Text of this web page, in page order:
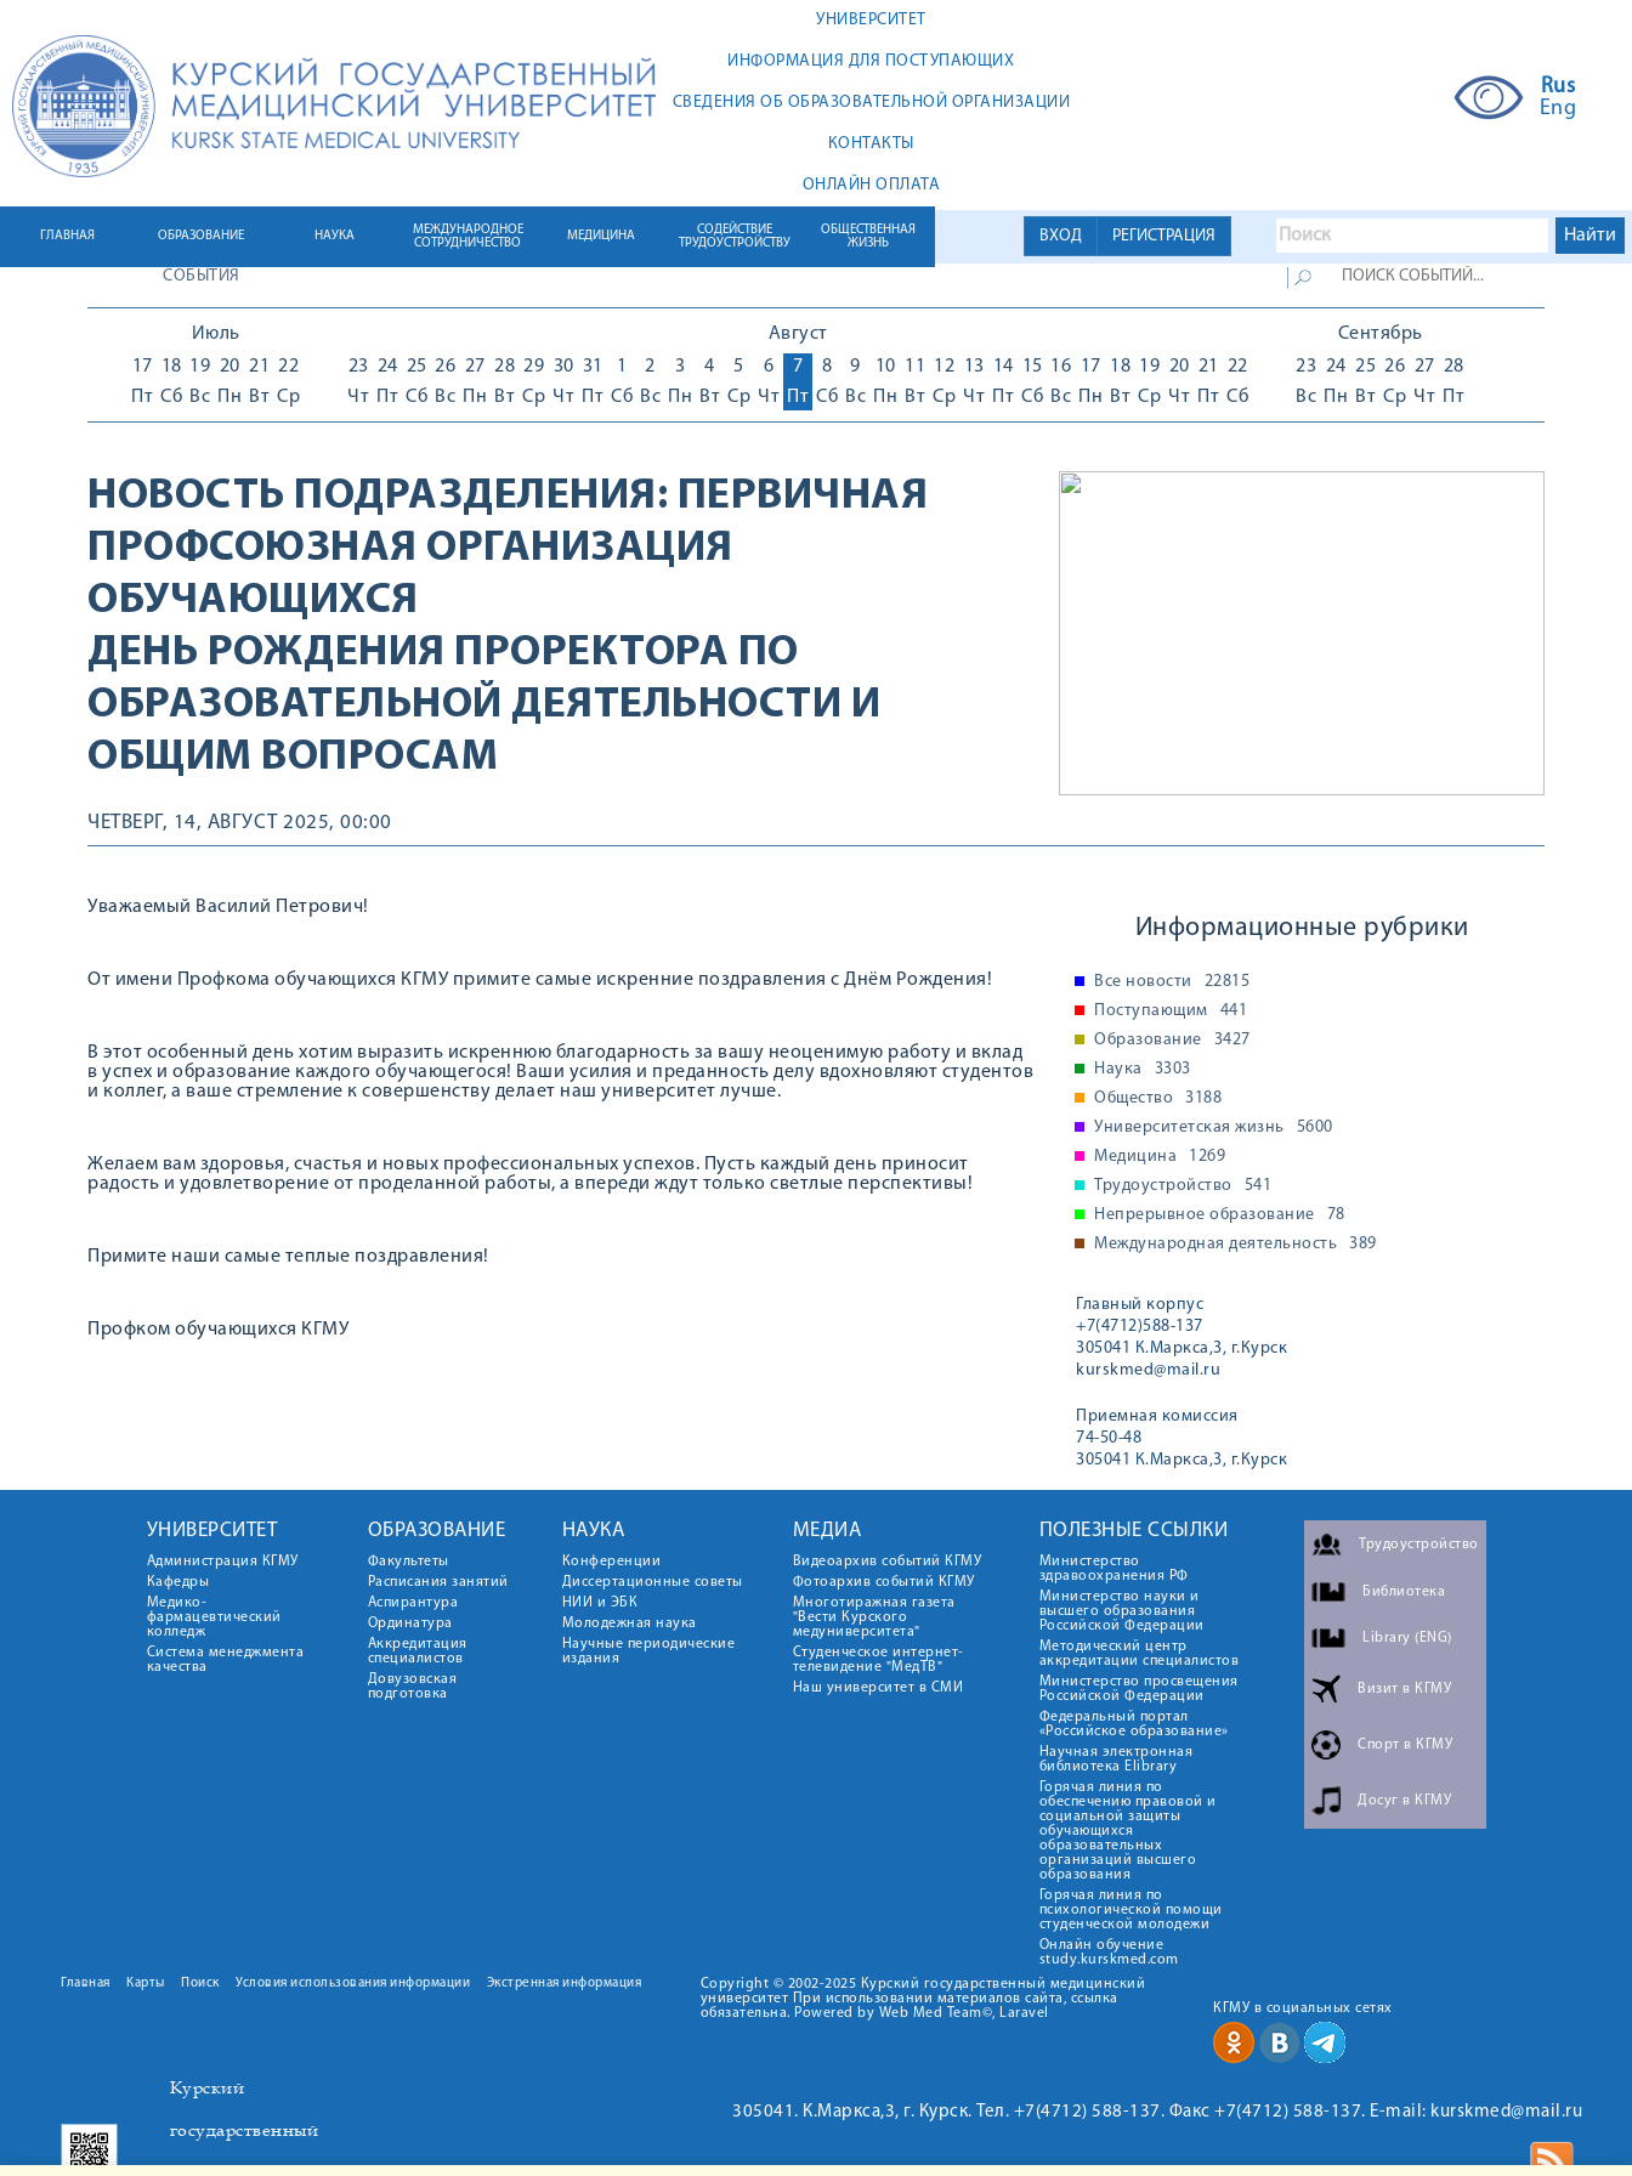
УНИВЕРСИТЕТ
ИНФОРМАЦИЯ ДЛЯ ПОСТУПАЮЩИХ
СВЕДЕНИЯ ОБ ОБРАЗОВАТЕЛЬНОЙ ОРГАНИЗАЦИИ
КОНТАКТЫ
ОНЛАЙН ОПЛАТА
Rus
Eng
ВХОД РЕГИСТРАЦИЯ
ГЛАВНАЯ ОБРАЗОВАНИЕ НАУКА
МЕЖДУНАРОДНОЕ
СОТРУДНИЧЕСТВО
МЕДИЦИНА
СОДЕЙСТВИЕ
ТРУДОУСТРОЙСТВУ
ОБЩЕСТВЕННАЯ
ЖИЗНЬ
СОБЫТИЯ
Июль
17
Пт
18
Сб
19
Вс
20
Пн
21
Вт
22
Ср
Август
23
Чт
24
Пт
25
Сб
26
Вс
27
Пн
28
Вт
29
Ср
30
Чт
31
Пт
1
Сб
2
Вс
3
Пн
4
Вт
5
Ср
6
Чт
7
Пт
8
Сб
9
Вс
10
Пн
11
Вт
12
Ср
13
Чт
14
Пт
15
Сб
16
Вс
17
Пн
18
Вт
19
Ср
20
Чт
21
Пт
22
Сб
Сентябрь
23
Вс
24
Пн
25
Вт
26
Ср
27
Чт
28
Пт
НОВОСТЬ ПОДРАЗДЕЛЕНИЯ: ПЕРВИЧНАЯ
ПРОФСОЮЗНАЯ ОРГАНИЗАЦИЯ
ОБУЧАЮЩИХСЯ
ДЕНЬ РОЖДЕНИЯ ПРОРЕКТОРА ПО
ОБРАЗОВАТЕЛЬНОЙ ДЕЯТЕЛЬНОСТИ И
ОБЩИМ ВОПРОСАМ
ЧЕТВЕРГ, 14, АВГУСТ 2025, 00:00
Уважаемый Василий Петрович!
От имени Профкома обучающихся КГМУ примите самые искренние поздравления с Днём Рождения!
В этот особенный день хотим выразить искреннюю благодарность за вашу неоценимую работу и вклад
в успех и образование каждого обучающегося! Ваши усилия и преданность делу вдохновляют студентов
и коллег, а ваше стремление к совершенству делает наш университет лучше.
Желаем вам здоровья, счастья и новых профессиональных успехов. Пусть каждый день приносит
радость и удовлетворение от проделанной работы, а впереди ждут только светлые перспективы!
Примите наши самые теплые поздравления!
Профком обучающихся КГМУ
Информационные рубрики
Все новости
22815
Поступающим
441
Образование
3427
Наука
3303
Общество
3188
Университетская жизнь
5600
Медицина
1269
Трудоустройство
541
Непрерывное образование
78
Международная деятельность
389
Главный корпус
+7(4712)588-137
305041 К.Маркса,3, г.Курск
kurskmed@mail.ru
Приемная комиссия
74-50-48
305041 К.Маркса,3, г.Курск
УНИВЕРСИТЕТ
Администрация КГМУ
Кафедры
Медико-
фармацевтический
колледж
Система менеджмента
качества
ОБРАЗОВАНИЕ
Факультеты
Расписания занятий
Аспирантура
Ординатура
Аккредитация
специалистов
Довузовская
подготовка
НАУКА
Конференции
Диссертационные советы
НИИ и ЭБК
Молодежная наука
Научные периодические
издания
МЕДИА
Видеоархив событий КГМУ
Фотоархив событий КГМУ
Многотиражная газета
"Вести Курского
медуниверситета"
Студенческое интернет-
телевидение "МедТВ"
Наш университет в СМИ
ПОЛЕЗНЫЕ ССЫЛКИ
Министерство
здравоохранения РФ
Министерство науки и
высшего образования
Российской Федерации
Методический центр
аккредитации специалистов
Министерство просвещения
Российской Федерации
Федеральный портал
«Российское образование»
Научная электронная
библиотека Elibrary
Горячая линия по
обеспечению правовой и
социальной защиты
обучающихся
образовательных
организаций высшего
образования
Горячая линия по
психологической помощи
студенческой молодежи
Онлайн обучение
study.kurskmed.com
Трудоустройство
Библиотека
Library (ENG)
Визит в КГМУ
Спорт в КГМУ
Досуг в КГМУ
Главная Карты Поиск Условия использования информации Экстренная информация
Copyright © 2002-2025 Курский государственный медицинский
университет При использовании материалов сайта, ссылка
обязательна. Powered by Web Med Team©, Laravel
КГМУ в социальных сетях
Курский
государственный
305041. К.Маркса,3, г. Курск. Тел. +7(4712) 588-137. Факс +7(4712) 588-137. E-mail: kurskmed@mail.ru